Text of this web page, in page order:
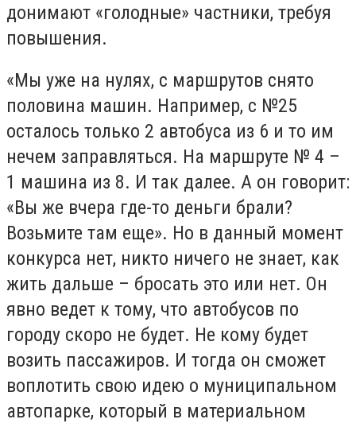
донимают «голодные» частники, требуя
повышения.
«Мы уже на нулях, с маршрутов снято
половина машин. Например, с №25
осталось только 2 автобуса из 6 и то им
нечем заправляться. На маршруте № 4 –
1 машина из 8. И так далее. А он говорит:
«Вы же вчера где-то деньги брали?
Возьмите там еще». Но в данный момент
конкурса нет, никто ничего не знает, как
жить дальше – бросать это или нет. Он
явно ведет к тому, что автобусов по
городу скоро не будет. Не кому будет
возить пассажиров. И тогда он сможет
воплотить свою идею о муниципальном
автопарке, который в материальном